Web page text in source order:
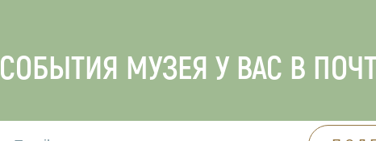
СОБЫТИЯ МУЗЕЯ У ВАС В